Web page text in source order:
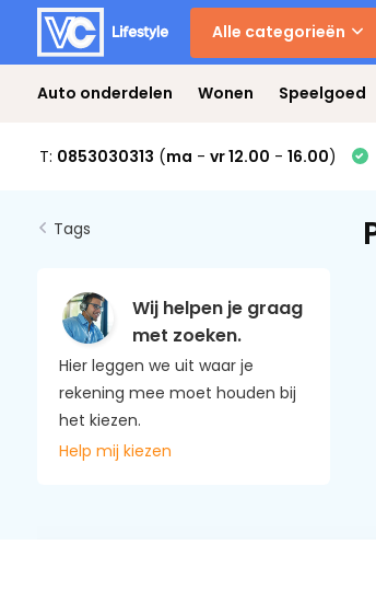
Alle categorieën
Auto onderdelen Wonen Speelgoed
T: 0853030313 (ma - vr 12.00 - 16.00)
Tags
Wij helpen je graag
met zoeken.
Hier leggen we uit waar je
rekening mee moet houden bij
het kiezen.
Help mij kiezen